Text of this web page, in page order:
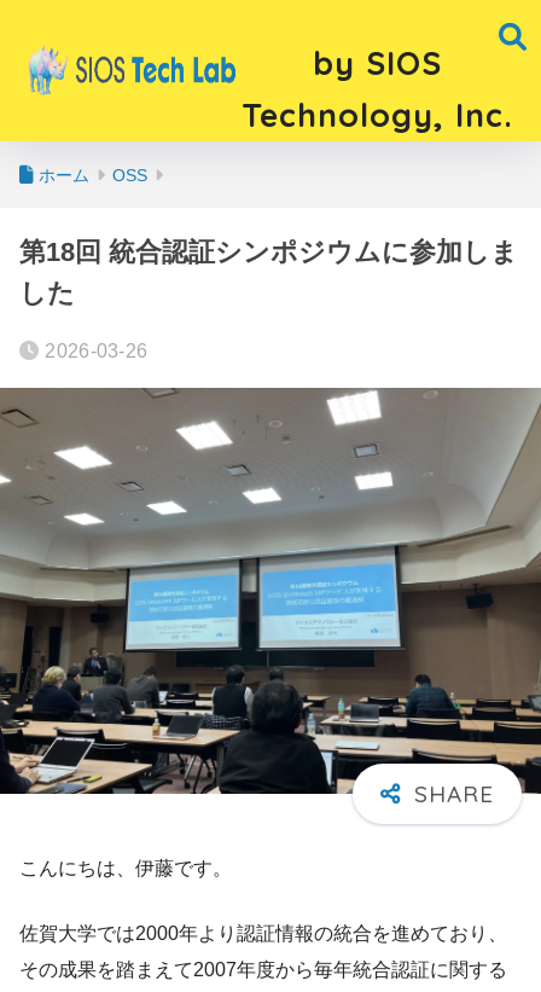
by SIOS
Technology, Inc.
ホーム OSS
第18回 統合認証シンポジウムに参加しま
した
2026-03-26
こんにちは、伊藤です。
佐賀大学では2000年より認証情報の統合を進めており、
その成果を踏まえて2007年度から毎年統合認証に関する